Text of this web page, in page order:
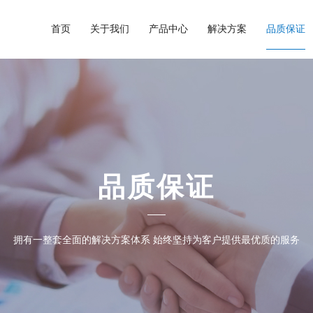
首页 关于我们 产品中心 解决方案 品质保证
品质保证
拥有一整套全面的解决方案体系 始终坚持为客户提供最优质的服务